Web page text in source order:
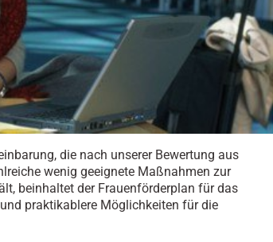
die nach unserer Bewertung aus
wenig geeignete Maßnahmen zur
beinhaltet der Frauenförderplan für das
praktikablere Möglichkeiten für die